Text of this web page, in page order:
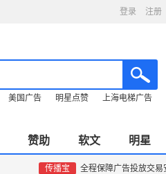
登录 注册
美国广告 明星点赞 上海电梯广告
赞助 软文 明星
传播宝 全程保障广告投放交易